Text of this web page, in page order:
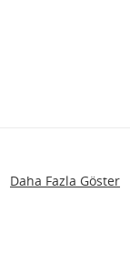
Daha Fazla Göster